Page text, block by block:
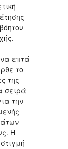
επτά
το
της
σειρά
την
Η